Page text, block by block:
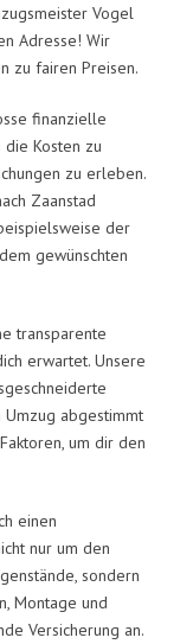
Vogel
Adresse! Wir
zu fairen Preisen.
finanzielle
die Kosten zu
zu erleben.
Zaanstad
der
gewünschten
transparente
erwartet. Unsere
abgestimmt
um dir den
einen
nur um den
sondern
Montage und
Versicherung an.